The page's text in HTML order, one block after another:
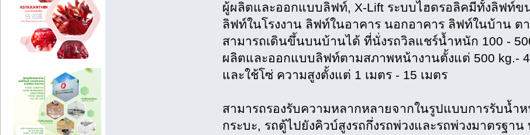
ผู้ผลิตและออกแบบลิฟท์, X-Lift ระบบไฮดรอลิคมีทั้งลิฟท์ข
ลิฟท์ในโรงงาน ลิฟท์ในอาคาร นอกอาคาร ลิฟท์ในบ้าน ต
สามารถเดินขึ้นบนบ้านได้ ที่นั่งรถวิลแชร์น้ำหนัก 100 -
ผลิตและออกแบบลิฟท์ตามสภาพหน้างานตั้งแต่ 500 kg.-
และใช้โซ่ ความสูงตั้งแต่ 1 เมตร - 15 เมตร
สามารถรองรับความหลากหลายจากในรูปแบบการรับน้ำ
กระบะ, รถตู้ไปยังคิวบ์สูงรถกึ่งรถพ่วงและรถพ่วงมาตรฐา